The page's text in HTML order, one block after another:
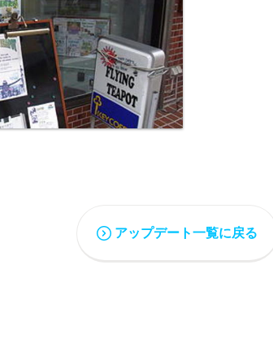
アップデート一覧に戻る